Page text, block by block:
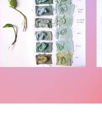
renouée des